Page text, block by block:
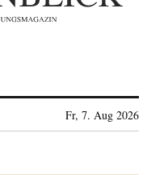
Fr, 7. Aug 2026